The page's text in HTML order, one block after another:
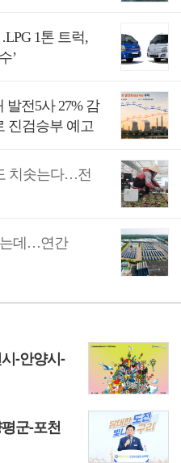
1톤 트럭,
’
발전5사 27% 감
진검승부 예고
치솟는다…전
는데…연간
-안양시-
군-포천